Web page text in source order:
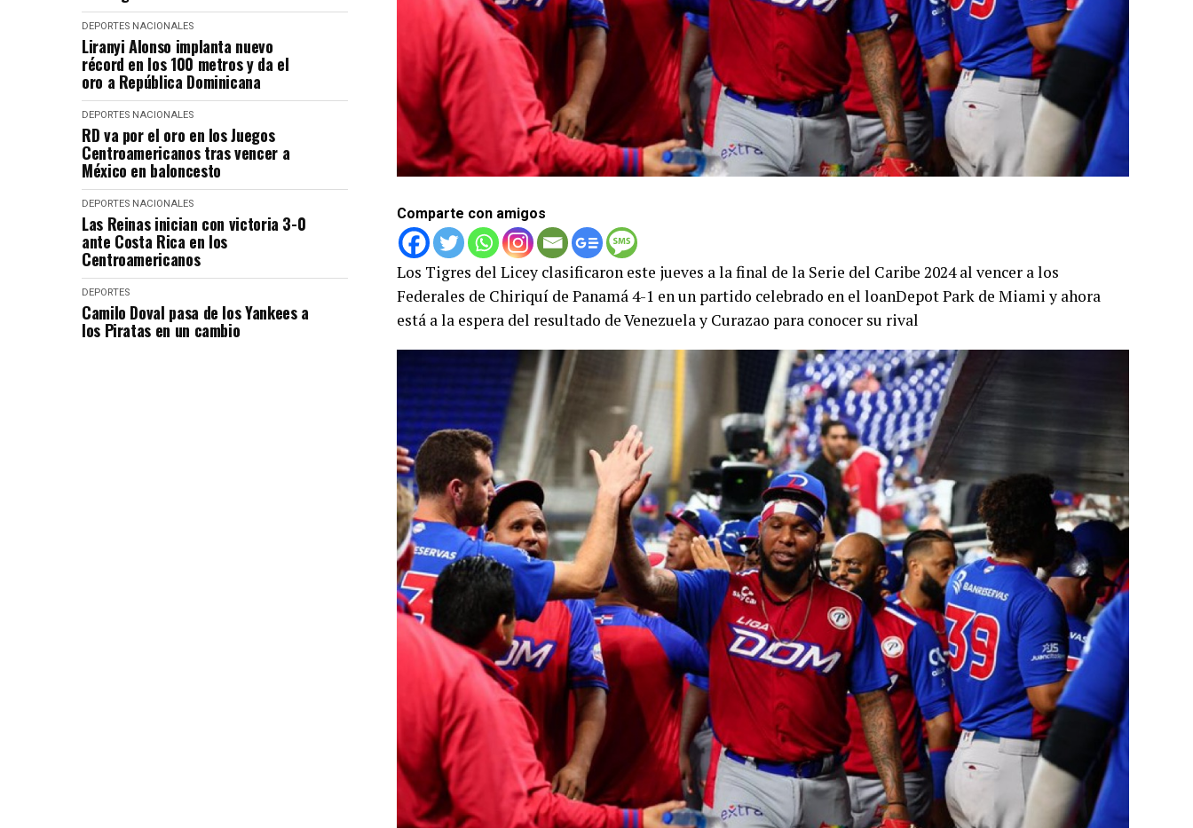
DEPORTES NACIONALES
Liranyi Alonso implanta nuevo
récord en los 100 metros y da el
oro a República Dominicana
DEPORTES NACIONALES
RD va por el oro en los Juegos
Centroamericanos tras vencer a
México en baloncesto
DEPORTES NACIONALES
Las Reinas inician con victoria 3-0
ante Costa Rica en los
Centroamericanos
DEPORTES
Camilo Doval pasa de los Yankees a
los Piratas en un cambio
Comparte con amigos
Los Tigres del Licey clasificaron este jueves a la final de la Serie del Caribe 2024 al vencer a los
Federales de Chiriquí de Panamá 4-1 en un partido celebrado en el loanDepot Park de Miami y ahora
está a la espera del resultado de Venezuela y Curazao para conocer su rival